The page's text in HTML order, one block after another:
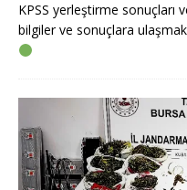
KPSS yerleştirme sonuçları
bilgiler ve sonuçlara